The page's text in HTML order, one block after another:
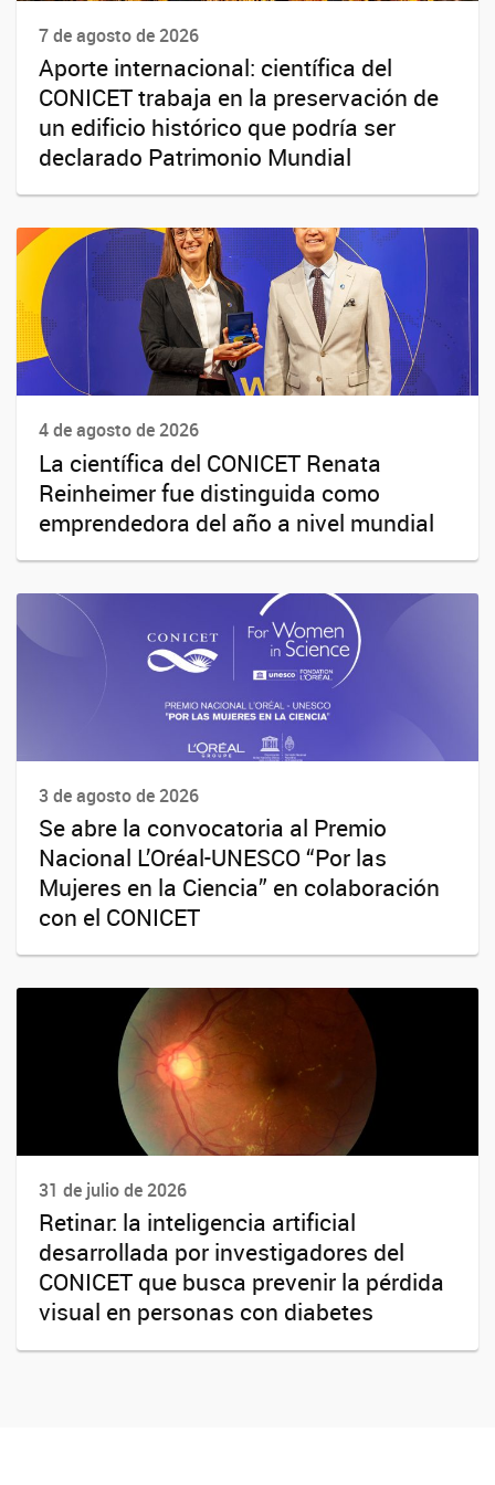
7 de agosto de 2026
Aporte internacional: científica del
CONICET trabaja en la preservación de
un edificio histórico que podría ser
declarado Patrimonio Mundial
4 de agosto de 2026
La científica del CONICET Renata
Reinheimer fue distinguida como
emprendedora del año a nivel mundial
3 de agosto de 2026
Se abre la convocatoria al Premio
Nacional L’Oréal-UNESCO “Por las
Mujeres en la Ciencia” en colaboración
con el CONICET
31 de julio de 2026
Retinar: la inteligencia artificial
desarrollada por investigadores del
CONICET que busca prevenir la pérdida
visual en personas con diabetes